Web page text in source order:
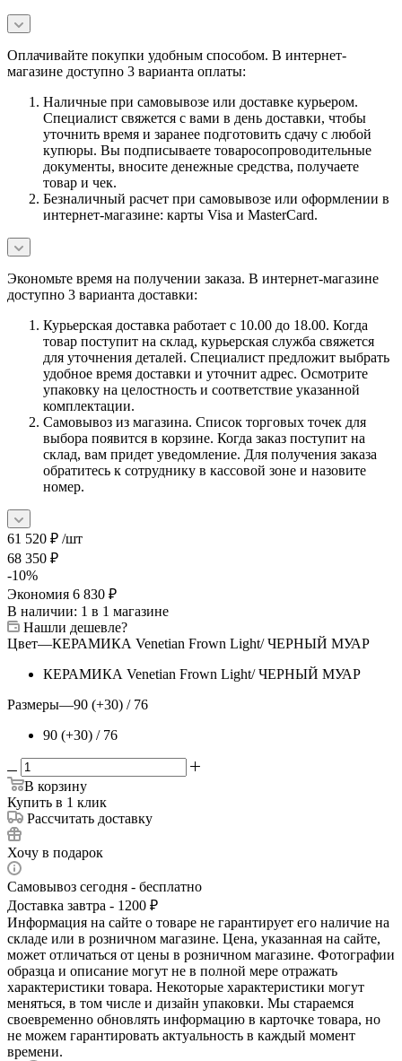
Оплачивайте покупки удобным способом. В интернет-
магазине доступно 3 варианта оплаты:
Наличные при самовывозе или доставке курьером.
Специалист свяжется с вами в день доставки, чтобы
уточнить время и заранее подготовить сдачу с любой
купюры. Вы подписываете товаросопроводительные
документы, вносите денежные средства, получаете
товар и чек.
Безналичный расчет при самовывозе или оформлении в
интернет-магазине: карты Visa и MasterCard.
Экономьте время на получении заказа. В интернет-магазине
доступно 3 варианта доставки:
Курьерская доставка работает с 10.00 до 18.00. Когда
товар поступит на склад, курьерская служба свяжется
для уточнения деталей. Специалист предложит выбрать
удобное время доставки и уточнит адрес. Осмотрите
упаковку на целостность и соответствие указанной
комплектации.
Самовывоз из магазина. Список торговых точек для
выбора появится в корзине. Когда заказ поступит на
склад, вам придет уведомление. Для получения заказа
обратитесь к сотруднику в кассовой зоне и назовите
номер.
61 520 ₽ /шт
68 350 ₽
-10%
Экономия 6 830 ₽
В наличии: 1 в 1 магазине
Нашли дешевле?
Цвет—КЕРАМИКА Venetian Frown Light/ ЧЕРНЫЙ МУАР
КЕРАМИКА Venetian Frown Light/ ЧЕРНЫЙ МУАР
Размеры—90 (+30) / 76
90 (+30) / 76
В корзину
Купить в 1 клик
Рассчитать доставку
Хочу в подарок
Самовывоз сегодня - бесплатно
Доставка завтра - 1200 ₽
Информация на сайте о товаре не гарантирует его наличие на
складе или в розничном магазине. Цена, указанная на сайте,
может отличаться от цены в розничном магазине. Фотографии
образца и описание могут не в полной мере отражать
характеристики товара. Некоторые характеристики могут
меняться, в том числе и дизайн упаковки. Мы стараемся
своевременно обновлять информацию в карточке товара, но
не можем гарантировать актуальность в каждый момент
времени.